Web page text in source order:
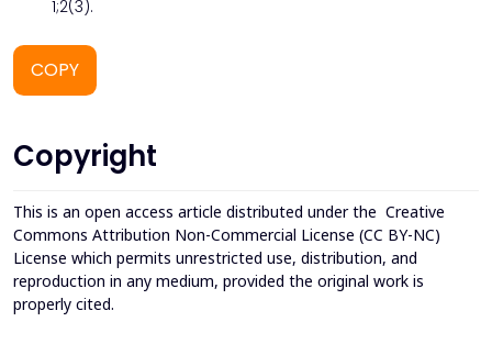
1;2(3).
COPY
Copyright
This is an open access article distributed under the Creative
Commons Attribution Non-Commercial License (CC BY-NC)
License which permits unrestricted use, distribution, and
reproduction in any medium, provided the original work is
properly cited.